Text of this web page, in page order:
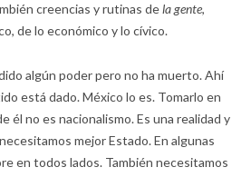
creencias y rutinas dela gente,
de lo económico y lo cívico.
algún poder pero no ha muerto. Ahí
está dado. México lo es. Tomarlo en
él no es nacionalismo. Es una realidad y
mejor Estado. En algunas
en todos lados. También necesitamos